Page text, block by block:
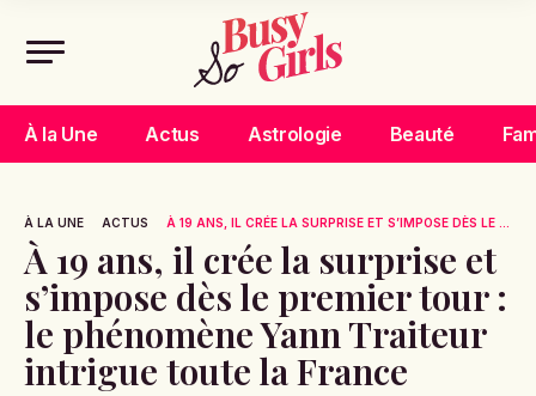
À la Une Actus Astrologie Beauté
À LA UNE ACTUS À 19 ANS, IL CRÉE LA SURPRISE ET S’IMPOSE DÈS LE ...
À 19 ans, il crée la surprise et
s’impose dès le premier tour :
le phénomène Yann Traiteur
intrigue toute la France